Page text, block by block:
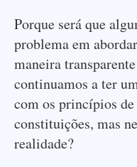
Porque será que
problema em
maneira
continuamos a ter
com os princípios de
constituições, mas
realidade?